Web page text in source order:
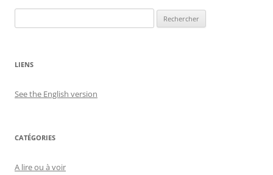
LIENS
See the English version
CATÉGORIES
A lire ou à voir